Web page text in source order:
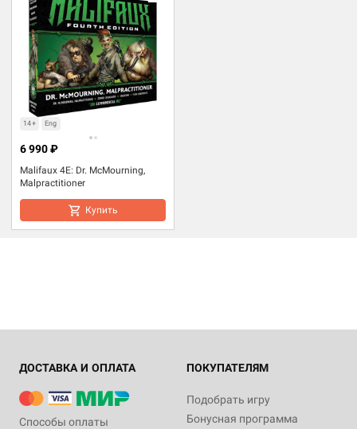
14+ Eng
Malifaux 4E: Dr. McMourning,
Malpractitioner
6 990 ₽
Купить
ДОСТАВКА И ОПЛАТА
Способы оплаты
ПОКУПАТЕЛЯМ
Подобрать игру
Бонусная программа